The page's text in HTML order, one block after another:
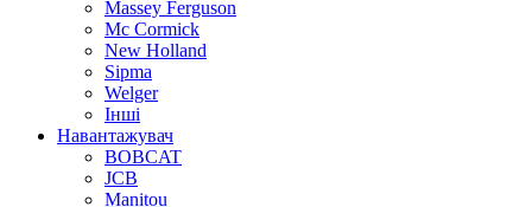
Massey Ferguson
Mc Cormick
New Holland
Sipma
Welger
Інші
Навантажувач
BOBCAT
JCB
Manitou